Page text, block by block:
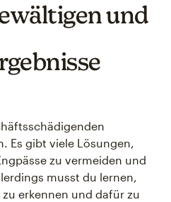
und
Es gibt viele Lösungen,
zu vermeiden und
musst du lernen,
erkennen und dafür zu